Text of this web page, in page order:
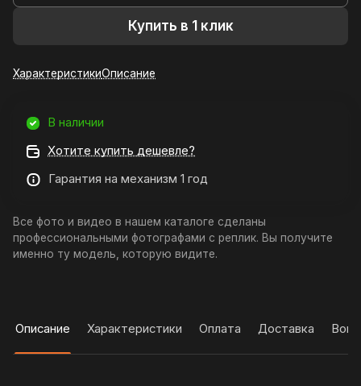
Купить в 1 клик
ХарактеристикиОписание
В наличии
Хотите купить дешевле?
Гарантия на механизм 1 год
Все фото и видео в нашем каталоге сделаны
профессиональными фотографами с реплик. Вы получите
именно ту модель, которую видите.
Описание Характеристики Оплата Доставка